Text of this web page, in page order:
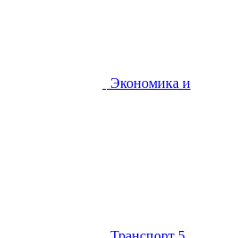
Экономика и